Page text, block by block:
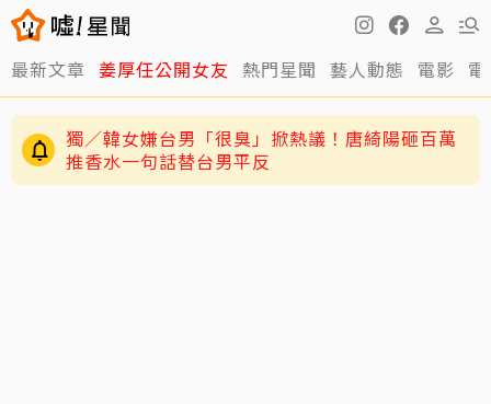
最新文章 姜厚任公開女友 熱門星聞 藝人動態 電影
獨／韓女嫌台男「很臭」掀熱議！唐綺陽砸百萬
推香水一句話替台男平反